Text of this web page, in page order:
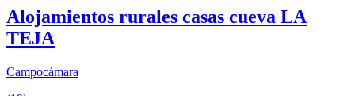
Alojamientos rurales casas cueva LA
TEJA
Campocámara